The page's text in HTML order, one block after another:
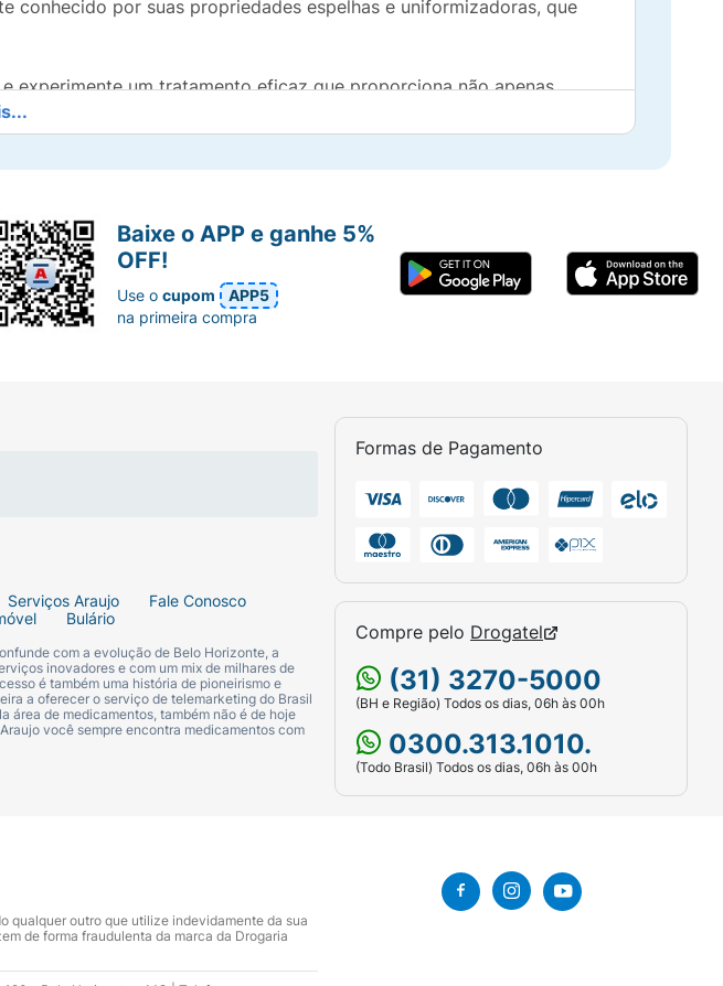
conhecido por suas propriedades espelhas e uniformizadoras, que
experimente um tratamento eficaz que proporciona não apenas
a sua confiança e a beleza da sua pele!
solar.
Serviços Araujo
Fale Conosco
Bulário
com a evolução de Belo Horizonte, a
inovadores e com um mix de milhares de
é também uma história de pioneirismo e
a oferecer o serviço de telemarketing do Brasil
área de medicamentos, também não é de hoje
você sempre encontra medicamentos com
Formas de Pagamento
Compre pelo Drogatel
(31) 3270-5000
(BH e Região) Todos os dias, 06h às 00h
0300.313.1010.
(Todo Brasil) Todos os dias, 06h às 00h
Baixe o APP e ganhe 5%
OFF!
Use ocupom
APP5
na primeira compra
qualquer outro que utilize indevidamente da sua
de forma fraudulenta da marca da Drogaria